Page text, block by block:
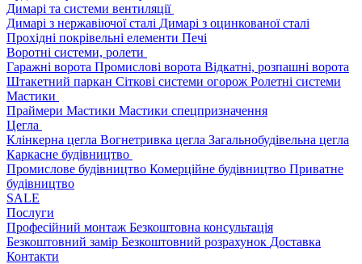
Димарі та системи вентиляції
Димарі з нержавіючої сталі Димарі з оцинкованої сталі
Прохідні покрівельні елементи Печі
Воротні системи, ролети
Гаражні ворота Промислові ворота Відкатні, розпашні ворота
Штакетний паркан Сіткові системи огорож Ролетні системи
Мастики
Праймери Мастики Мастики спецпризначення
Цегла
Клінкерна цегла Вогнетривка цегла Загальнобудівельна цегла
Каркасне будівництво
Промислове будівництво Комерційне будівництво Приватне
будівництво
SALE
Послуги
Професійний монтаж Безкоштовна консультація
Безкоштовний замір Безкоштовний розрахунок Доставка
Контакти